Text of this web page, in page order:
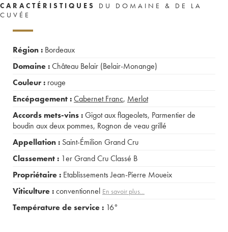
CARACTÉRISTIQUES
DU DOMAINE & DE LA
CUVÉE
Région : Bordeaux
Domaine :Château Belair (Belair-Monange)
Couleur : rouge
Encépagement :Cabernet Franc, Merlot
Accords mets-vins :Gigot aux flageolets, Parmentier de
boudin aux deux pommes, Rognon de veau grillé
Appellation : Saint-Émilion Grand Cru
Classement : 1er Grand Cru Classé B
Propriétaire : Etablissements Jean-Pierre Moueix
Viticulture :conventionnel En savoir plus...
Température de service : 16°